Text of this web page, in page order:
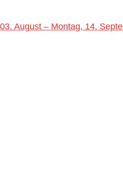
August – Montag, 14.